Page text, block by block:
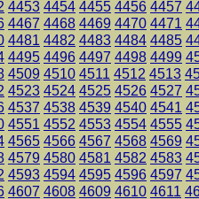
4453 4454 4455 4456 4457
4467 4468 4469 4470 4471
4481 4482 4483 4484 4485
4495 4496 4497 4498 4499
4509 4510 4511 4512 4513
4523 4524 4525 4526 4527
4537 4538 4539 4540 4541
4551 4552 4553 4554 4555
4565 4566 4567 4568 4569
4579 4580 4581 4582 4583
4593 4594 4595 4596 4597
4607 4608 4609 4610 4611